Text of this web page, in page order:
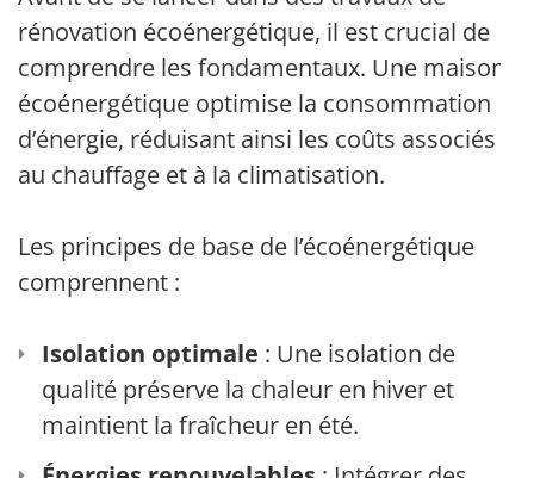
rénovation écoénergétique, il est crucial de
comprendre les fondamentaux. Une maison
écoénergétique optimise la consommation
d’énergie, réduisant ainsi les coûts associés
au chauffage et à la climatisation.
Les principes de base de l’écoénergétique
comprennent :
Isolation optimale : Une isolation de
qualité préserve la chaleur en hiver et
maintient la fraîcheur en été.